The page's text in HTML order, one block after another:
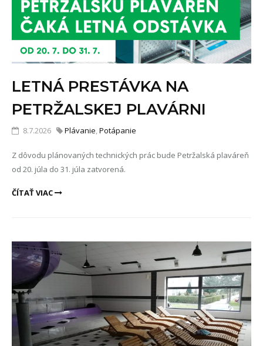
LETNÁ PRESTÁVKA NA
PETRŽALSKEJ PLAVÁRNI
8.7.2026 Plávanie,Potápanie
Z dôvodu plánovaných technických prác bude Petržalská plaváreň
od 20. júla do 31. júla zatvorená.
ČÍTAŤ VIAC